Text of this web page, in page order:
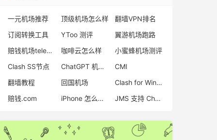
一元机场推荐 顶级机场怎么样
翻墙VPN排名
订阅转换工具
YToo 测评
翼游机场跑路
赔钱机场telegram
咖啡云怎么样
小蜜蜂机场测评
Clash SS节点
ChatGPT 机场节点
CMI
翻墙教程
回国机场
Clash for Windows 使用教程
赔钱.com
iPhone 怎么翻墙 JMS 支持 ChatGPT